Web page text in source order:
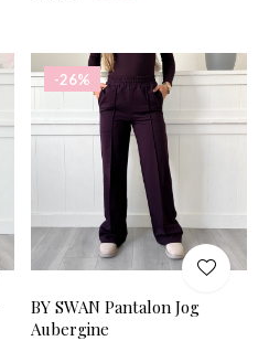
-26%
BY SWAN Pantalon Jog
Aubergine